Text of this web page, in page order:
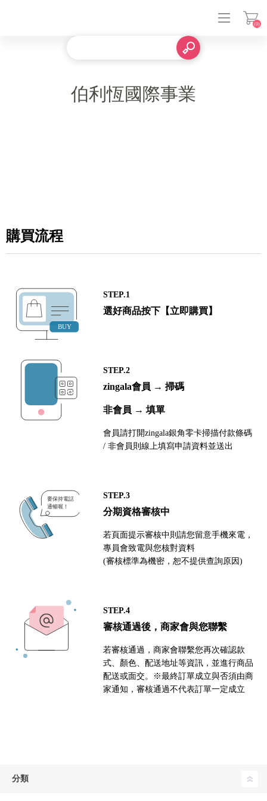
(0)
伯利恆國際事業
購買流程
STEP.1
選好商品按下【立即購買】
STEP.2
zingala會員 → 掃碼
非會員 → 填單
會員請打開zingala銀角零卡掃描付款條碼
/ 非會員則線上填寫申請資料並送出
STEP.3
分期資格審核中
若頁面提示審核中則請您留意手機來電，
專員會致電與您核對資料
(審核標準為機密，恕不提供查詢原因)
STEP.4
審核通過後，商家會與您聯繫
若審核通過，商家會聯繫您再次確認款
式、顏色、配送地址等資訊，並進行商品
配送或面交。※最終訂單成立與否須由商
家通知，審核通過不代表訂單一定成立
分類